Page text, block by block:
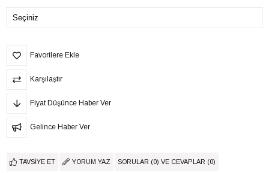
Favorilere Ekle
Karşılaştır
Fiyat Düşünce Haber Ver
Gelince Haber Ver
TAVSIYE ET YORUM YAZ SORULAR (0) VE CEVAPLAR (0)